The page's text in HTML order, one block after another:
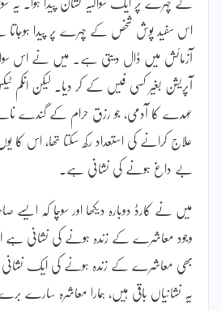
اس سفید پوش شخص کے چہرے پر پیدا
آزمائش میں ڈال دیتی ہے۔ میں نے اس سوال
آپریشن بغیر کسی فیس کے کر دیا۔ لیکن انکم
عہدے کا آدمی، جو رزق حرام کے گندے نالے
علاج کرانے کی استعداد رکھ سکتا تھا، اس کا
بے داغ ہونے کی نشانی ہے۔
میں نے کارڈ دوبارہ دیکھا اور سوچا کہ ایسے
وجود معاشرے کے زندہ ہونے کی نشانی ہے
بھی معاشرے کے زندہ ہونے کی ایک
یہ نشانیاں باقی ہیں، ہمارا معاشرہ سارے